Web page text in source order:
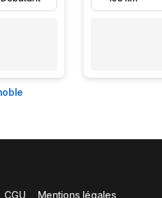
CGU Mentions légales